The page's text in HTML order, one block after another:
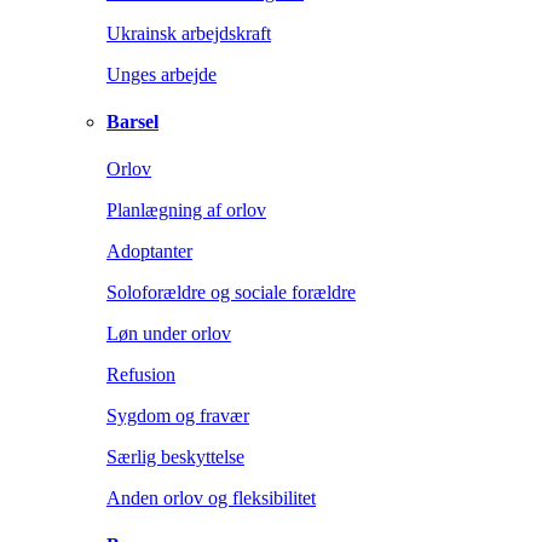
Ukrainsk arbejdskraft
Unges arbejde
Barsel
Orlov
Planlægning af orlov
Adoptanter
Soloforældre og sociale forældre
Løn under orlov
Refusion
Sygdom og fravær
Særlig beskyttelse
Anden orlov og fleksibilitet